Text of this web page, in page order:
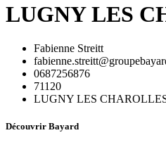
LUGNY LES
Fabienne Streitt
0687256876
71120
LUGNY LES
Découvrir Bayard